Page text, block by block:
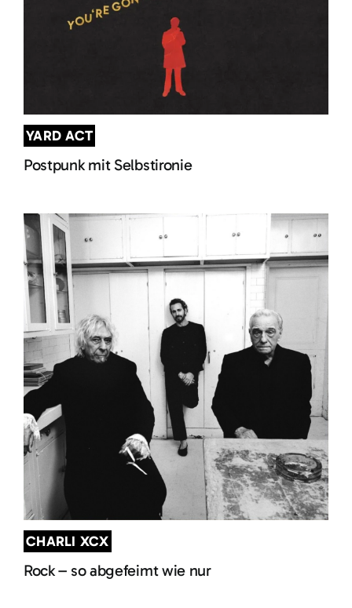
YARD ACT
Postpunk mit Selbstironie
CHARLI XCX
Rock – so abgefeimt wie nur